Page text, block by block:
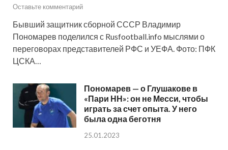
Оставьте комментарий
Бывший защитник сборной СССР Владимир
Пономарев поделился с Rusfootball.info мыслями о
переговорах представителей РФС и УЕФА. Фото: ПФК
ЦСКА…
Пономарев — о Глушакове в
«Пари НН»: он не Месси, чтобы
играть за счет опыта. У него
была одна беготня
25.01.2023